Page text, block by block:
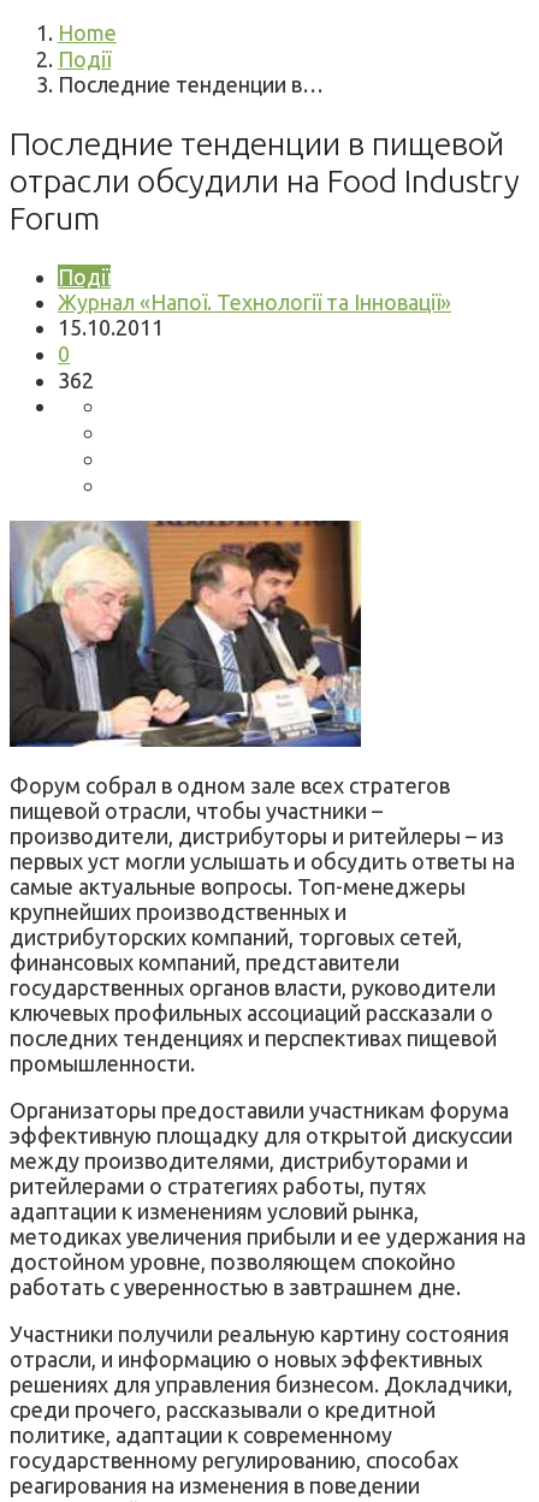
Home
Події
Последние тенденции в…
Последние тенденции в пищевой
отрасли обсудили на Food Industry
Forum
Події
Журнал «Напої. Технології та Інновації»
15.10.2011
0
362
Форум собрал в одном зале всех стратегов
пищевой отрасли, чтобы участники –
производители, дистрибуторы и ритейлеры – из
первых уст могли услышать и обсудить ответы на
самые актуальные вопросы. Топ-менеджеры
крупнейших производственных и
дистрибуторских компаний, торговых сетей,
финансовых компаний, представители
государственных органов власти, руководители
ключевых профильных ассоциаций рассказали о
последних тенденциях и перспективах пищевой
промышленности.
Организаторы предоставили участникам форума
эффективную площадку для открытой дискуссии
между производителями, дистрибуторами и
ритейлерами о стратегиях работы, путях
адаптации к изменениям условий рынка,
методиках увеличения прибыли и ее удержания на
достойном уровне, позволяющем спокойно
работать с уверенностью в завтрашнем дне.
Участники получили реальную картину состояния
отрасли, и информацию о новых эффективных
решениях для управления бизнесом. Докладчики,
среди прочего, рассказывали о кредитной
политике, адаптации к современному
государственному регулированию, способах
реагирования на изменения в поведении